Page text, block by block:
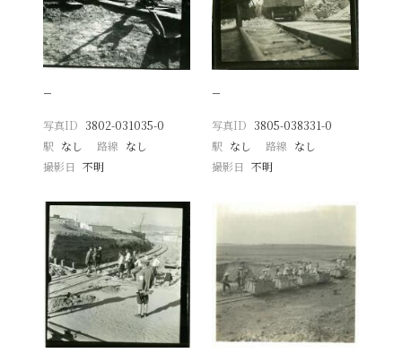
−
写真ID 3802-031035-0
駅 なし 路線 なし
撮影日
不明
−
写真ID 3805-038331-0
駅 なし 路線 なし
撮影日 不明